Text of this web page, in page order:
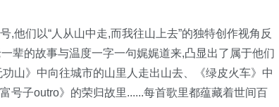
,他们以“人从山中走,而我往山上去”的独特创作视角反
辈的故事与温度一字一句娓娓道来,凸显出了属于他们
山》中向往城市的山里人走出山去、《绿皮火车》中
号子outro》的荣归故里......每首歌里都蕴藏着世间百